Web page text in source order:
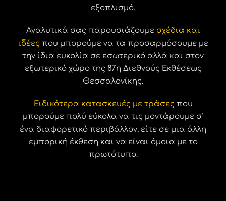
εξοπλισμό.
Αναλυτικά σας παρουσιάζουμε σχέδια και
ιδέες που μπορούμε να τα προσαρμόσουμε με
την ίδια ευκολία σε εσωτερικό αλλά και στον
εξωτερικό χώρο της 87η Διεθνούς Εκθέσεως
Θεσσαλονίκης.
Ειδικότερα κατασκευές με τράσες που
μπορούμε πολύ εύκολα να τις μοντάρουμε σ’
ένα διαφορετικό περιβάλλον, είτε σε μια άλλη
εμπορική έκθεση και να είναι όμοια με το
πρωτότυπο.